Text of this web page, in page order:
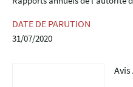
DATE DE PARUTION
31/07/2020